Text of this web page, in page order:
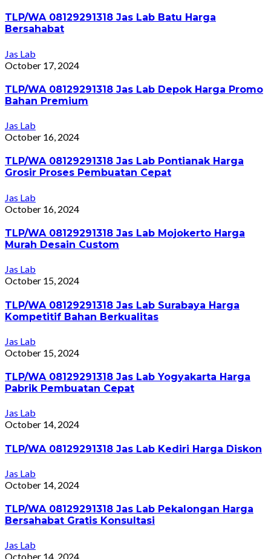
TLP/WA 08129291318 Jas Lab Batu Harga
Bersahabat
Jas Lab
October 17, 2024
TLP/WA 08129291318 Jas Lab Depok Harga Promo
Bahan Premium
Jas Lab
October 16, 2024
TLP/WA 08129291318 Jas Lab Pontianak Harga
Grosir Proses Pembuatan Cepat
Jas Lab
October 16, 2024
TLP/WA 08129291318 Jas Lab Mojokerto Harga
Murah Desain Custom
Jas Lab
October 15, 2024
TLP/WA 08129291318 Jas Lab Surabaya Harga
Kompetitif Bahan Berkualitas
Jas Lab
October 15, 2024
TLP/WA 08129291318 Jas Lab Yogyakarta Harga
Pabrik Pembuatan Cepat
Jas Lab
October 14, 2024
TLP/WA 08129291318 Jas Lab Kediri Harga Diskon
Jas Lab
October 14, 2024
TLP/WA 08129291318 Jas Lab Pekalongan Harga
Bersahabat Gratis Konsultasi
Jas Lab
October 14, 2024